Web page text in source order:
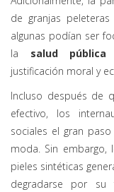
de granjas
algunas podían ser
la salud pública
justificación moral y
Incluso después de
efectivo, los
sociales el gran
moda. Sin embargo,
pieles sintéticas
degradarse por